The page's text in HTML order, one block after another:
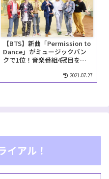
【BTS】新曲「Permission to
Dance」がミュージックバン
クで1位！音楽番組4冠目を獲
2021.07.27
イアル！